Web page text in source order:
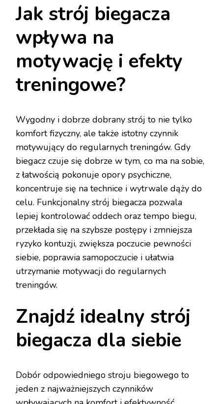
Jak strój biegacza
wpływa na
motywację i efekty
treningowe?
Wygodny i dobrze dobrany strój to nie tylko
komfort fizyczny, ale także istotny czynnik
motywujący do regularnych treningów. Gdy
biegacz czuje się dobrze w tym, co ma na sobie,
z łatwością pokonuje opory psychiczne,
koncentruje się na technice i wytrwale dąży do
celu. Funkcjonalny strój biegacza pozwala
lepiej kontrolować oddech oraz tempo biegu,
przekłada się na szybsze postępy i zmniejsza
ryzyko kontuzji, zwiększa poczucie pewności
siebie, poprawia samopoczucie i ułatwia
utrzymanie motywacji do regularnych
treningów.
Znajdź idealny strój
biegacza dla siebie
Dobór odpowiedniego stroju biegowego to
jeden z najważniejszych czynników